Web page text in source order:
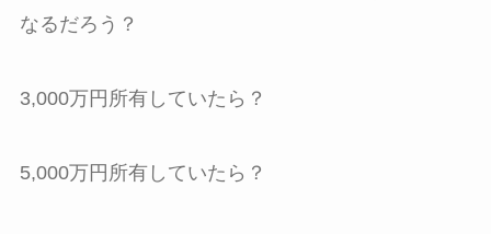
なるだろう？
3,000万円所有していたら？
5,000万円所有していたら？